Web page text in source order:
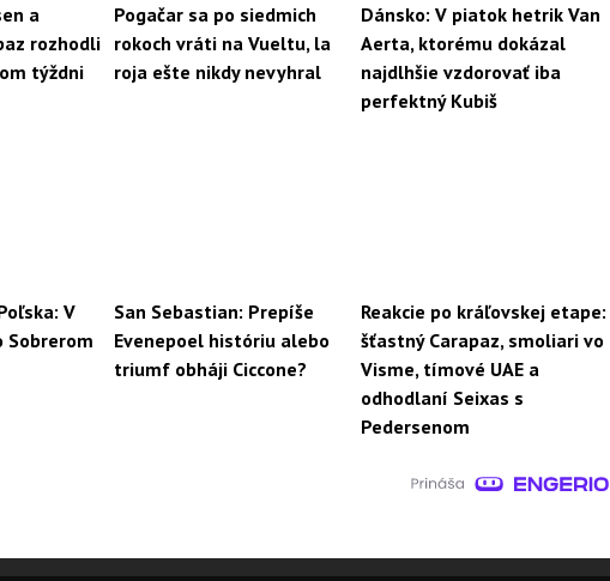
a
rozhodli
týždni
Pogačar sa po siedmich
rokoch vráti na Vueltu, la
roja ešte nikdy nevyhral
Dánsko: V piatok hetrik Van
Aerta, ktorému dokázal
najdlhšie vzdorovať iba
perfektný Kubiš
V
Sobrerom
San Sebastian: Prepíše
Evenepoel históriu alebo
triumf obháji Ciccone?
Reakcie po kráľovskej etape:
šťastný Carapaz, smoliari vo
Visme, tímové UAE a
odhodlaní Seixas s
Pedersenom